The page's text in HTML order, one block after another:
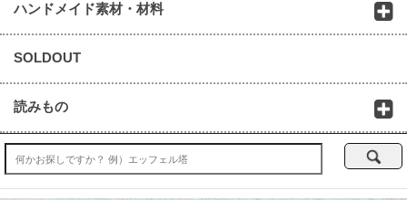
ハンドメイド素材・材料
SOLDOUT
読みもの